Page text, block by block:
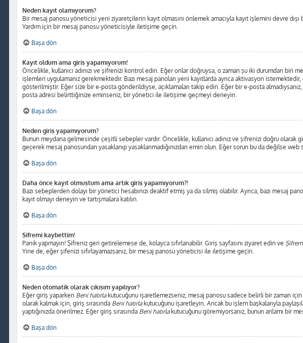
Neden kayıt olamıyorum?
Bir mesaj panosu yöneticisi yeni ziyaretçilerin kayıt olmasını önlemek amacıyla kayıt işlemini devre
Yardım için bir mesaj panosu yöneticisiyle iletişime geçin.
Başa dön
Kayıt oldum ama giriş yapamıyorum!
Öncelikle, kullanıcı adınızı ve şifrenizi kontrol edin. Eğer onlar doğruysa, o zaman şu iki durumdan biri
işlemleri uygulamanız gerekmektedir. Bazı mesaj panoları yeni kayıtlarda ayrıca aktivasyon
gösterilmiştir. Eğer size bir e-posta gönderildiyse, açıklamaları takip edin. Eğer bir e-posta
posta adresi belirttiğinize eminseniz, bir yönetici ile iletişime geçmeyi deneyin.
Başa dön
Neden giriş yapamıyorum?
Bunun meydana gelmesinde çeşitli sebepler vardır. Öncelikle, kullanıcı adınız ve şifrenizi doğru
geçerek mesaj panosundan yasaklanıp yasaklanmadığınızdan emin olun. Eğer sorun bu da değilse
Başa dön
Daha önce kayıt olmuştum ama artık giriş yapamıyorum?!
Bazı sebeplerden dolayı bir yönetici hesabınızı deaktif etmiş ya da silmiş olabilir. Ayrıca, bazı mesaj
kayıt olmayı deneyin ve tartışmalara katılın.
Başa dön
Şifremi kaybettim!
Panik yapmayın! Şifreniz geri getirelemese de, kolayca sıfırlanabilir. Giriş sayfasını ziyaret edin ve
Yine de, eğer şifenizi sıfırlayamazsanız, bir mesaj panosu yöneticisi ile iletişime geçin.
Başa dön
Neden otomatik olarak çıkışım yapılıyor?
Eğer giriş yaparken Beni hatırlakutucuğunu işaretlemezseniz, mesaj panosu sadece belirli bir zaman için
olarak kalmak için, giriş sırasında Beni hatırlakutucuğunu işaretleyin. Ancak bu işlem başkalarıyla
yaptığınızda önerilmez. Eğer giriş sırasında Beni hatırlakutucuğunu göremiyorsanız, bunun anlamı bir
Başa dön